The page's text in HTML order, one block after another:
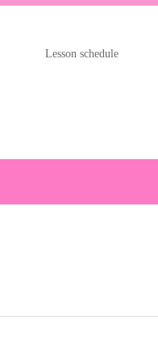
Lesson schedule